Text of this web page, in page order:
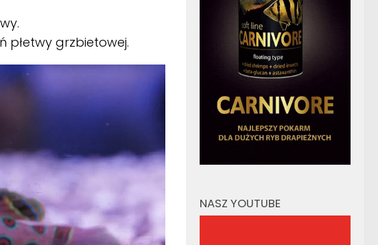
płetwy grzbietowej.
NASZ YOUTUBE